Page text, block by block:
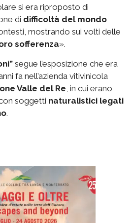
si era riproposto di
di difficoltà del mondo
mostrando sui volti delle
sofferenza».
segue l’esposizione che era
fa nell’azienda vitivinicola
Valle del Re , in cui erano
soggetti naturalistici legati
.